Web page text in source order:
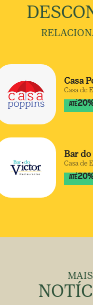
Casa
Casa de
ATÉ20
Bar
Casa de
ATÉ20
MAIS